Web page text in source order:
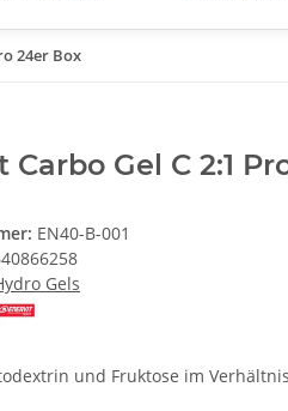
24er Box
Carbo Gel C 2:1
EN40-B-001
Gels
und Fruktose im